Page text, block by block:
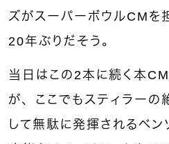
ズがスーパーボウルCMを
20年ぶりだそう。
当日はこの2本に続く本
が、ここでもスティラーの
して無駄に発揮されるベン